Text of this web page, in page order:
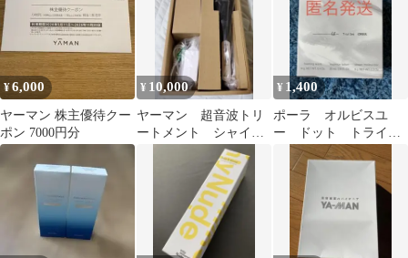
¥6,000
ヤーマン 株主優待クー
ポン 7000円分
¥ 10,000
ヤーマン 超音波トリ
ートメント シャイン
プロ ブラック HC-21
¥ 1,400
ポーラ オルビスユ
ー ドット トライア
ルセット N 株主優待